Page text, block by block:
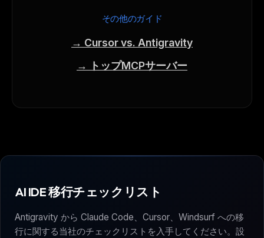
その他のガイド
→ Cursor vs. Antigravity
→ トップMCPサーバー
AI IDE 移行チェックリスト
Antigravity から Claude Code、Cursor、Windsurf への移
行に関する当社のチェックリストを入手してください。設